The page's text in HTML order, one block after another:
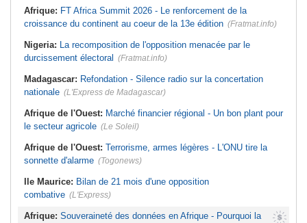
2023
Burkina Faso:10e Cérémonial
Sankara
Afrique:Les statistiques clés avant
le quart de finale entre la Côte
d'Ivoire et l'Algérie
Afrique:
Le Maroc et l'Afrique du
Sud se retrouvent quatre ans après
la finale
Afrique: FT Africa Summit 2026 - Le renforcement de la
croissance du continent au coeur de la 13e édition (Fratmat.info)
Nigeria: La recomposition de l'opposition menacée par le
durcissement électoral (Fratmat.info)
Madagascar: Refondation - Silence radio sur la concertation
nationale (L'Express de Madagascar)
Afrique de l'Ouest: Marché financier régional - Un bon plant pour
le secteur agricole (Le Soleil)
Afrique de l'Ouest: Terrorisme, armes légères - L'ONU tire la
sonnette d'alarme (Togonews)
Ile Maurice: Bilan de 21 mois d'une opposition
combative (L'Express)
Afrique: Souveraineté des données en Afrique - Pourquoi la